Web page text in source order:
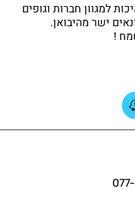
למגוון חברות וגופים
ישר מהיבואן.
!